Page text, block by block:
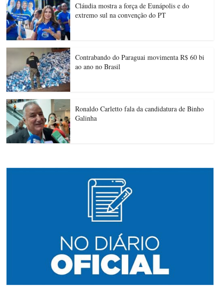
Cláudia mostra a força de Eunápolis e do
extremo sul na convenção do PT
Contrabando do Paraguai movimenta R$ 60 bi
ao ano no Brasil
Ronaldo Carletto fala da candidatura de Binho
Galinha